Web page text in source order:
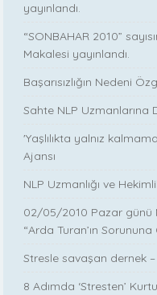
yayınlandı.
“SONBAHAR 2010”
Makalesi yayınlandı.
Başarısızlığın Nedeni
Sahte NLP Uzmanlarına
'Yaşlılıkta yalnız
Ajansı
NLP Uzmanlığı ve
02/05/2010 Pazar günü
“Arda Turan’ın
Stresle savaşan dernek
8 Adımda ‘Stresten’